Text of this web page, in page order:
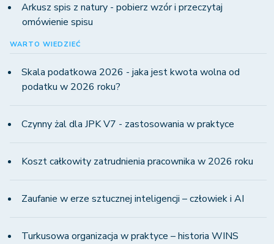
Arkusz spis z natury - pobierz wzór i przeczytaj
omówienie spisu
WARTO WIEDZIEĆ
Skala podatkowa 2026 - jaka jest kwota wolna od
podatku w 2026 roku?
Czynny żal dla JPK V7 - zastosowania w praktyce
Koszt całkowity zatrudnienia pracownika w 2026 roku
Zaufanie w erze sztucznej inteligencji – człowiek i AI
Turkusowa organizacja w praktyce – historia WINS